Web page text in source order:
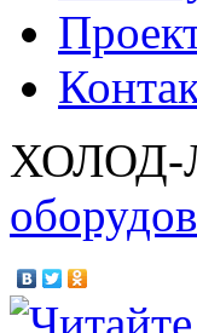
ХОЛОД-